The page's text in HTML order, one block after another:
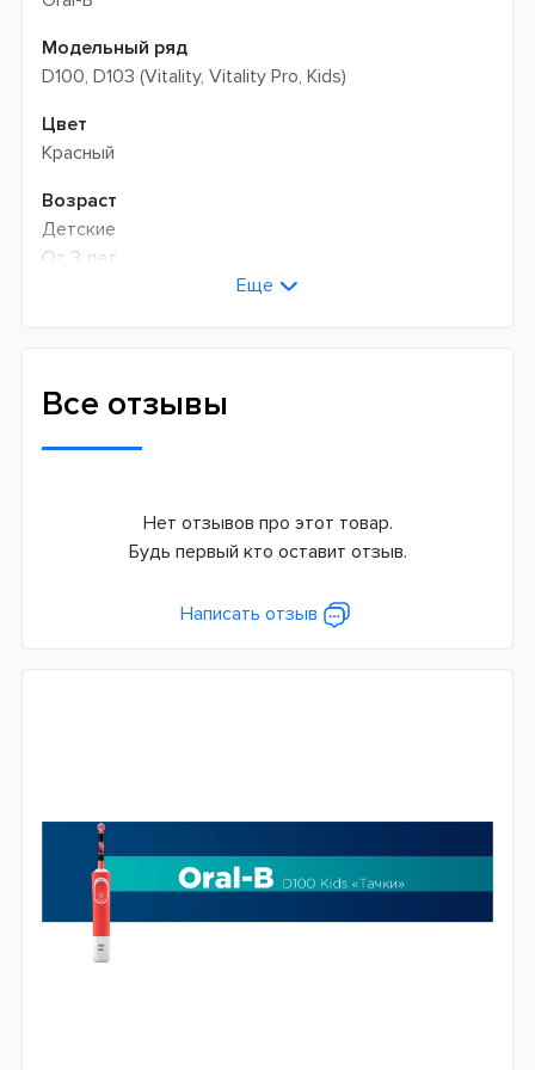
Модельный ряд
D100, D103 (Vitality, Vitality Pro, Kids)
Цвет
Красный
Возраст
Детские
От 3 лет
Количество оборотов в минуту
Сменная насадка
Германия
Гарантия
24 месяца
Еще
Все отзывы
Нет отзывов про этот товар.
Будь первый кто оставит отзыв.
Написать отзыв